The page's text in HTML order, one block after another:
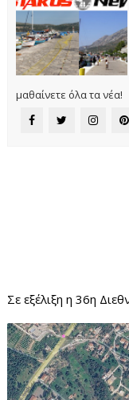
μαθαίνετε όλα τα νέα!
Σε εξέλιξη η 36η